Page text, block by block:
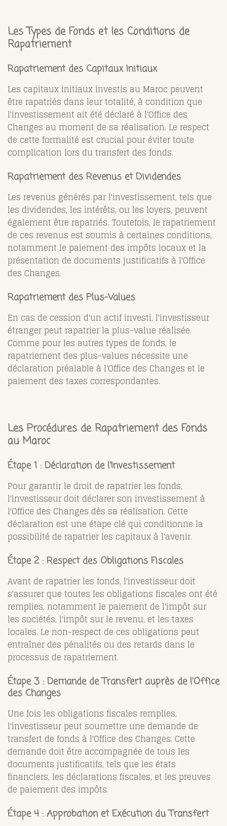
Les Types de Fonds et les Conditions de
Rapatriement
Rapatriement des Capitaux Initiaux
Les capitaux initiaux investis au Maroc peuvent
être rapatriés dans leur totalité, à condition que
l'investissement ait été déclaré à l'Office des
Changes au moment de sa réalisation. Le respect
de cette formalité est crucial pour éviter toute
complication lors du transfert des fonds.
Rapatriement des Revenus et Dividendes
Les revenus générés par l'investissement, tels que
les dividendes, les intérêts, ou les loyers, peuvent
également être rapatriés. Toutefois, le rapatriement
de ces revenus est soumis à certaines conditions,
notamment le paiement des impôts locaux et la
présentation de documents justificatifs à l'Office
des Changes.
Rapatriement des Plus-Values
En cas de cession d'un actif investi, l'investisseur
étranger peut rapatrier la plus-value réalisée.
Comme pour les autres types de fonds, le
rapatriement des plus-values nécessite une
déclaration préalable à l'Office des Changes et le
paiement des taxes correspondantes.
Les Procédures de Rapatriement des Fonds
au Maroc
Étape 1 : Déclaration de l'Investissement
Pour garantir le droit de rapatrier les fonds,
l'investisseur doit déclarer son investissement à
l'Office des Changes dès sa réalisation. Cette
déclaration est une étape clé qui conditionne la
possibilité de rapatrier les capitaux à l'avenir.
Étape 2 : Respect des Obligations Fiscales
Avant de rapatrier les fonds, l'investisseur doit
s'assurer que toutes les obligations fiscales ont été
remplies, notamment le paiement de l'impôt sur
les sociétés, l'impôt sur le revenu, et les taxes
locales. Le non-respect de ces obligations peut
entraîner des pénalités ou des retards dans le
processus de rapatriement.
Étape 3 : Demande de Transfert auprès de l'Office
des Changes
Une fois les obligations fiscales remplies,
l'investisseur peut soumettre une demande de
transfert de fonds à l'Office des Changes. Cette
demande doit être accompagnée de tous les
documents justificatifs, tels que les états
financiers, les déclarations fiscales, et les preuves
de paiement des impôts.
Étape 4 : Approbation et Exécution du Transfert